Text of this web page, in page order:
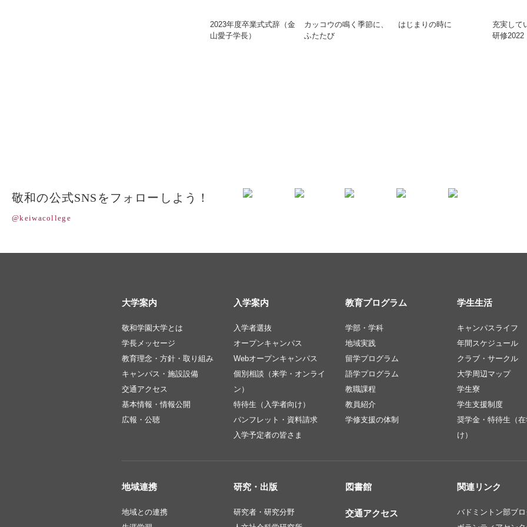
2023年度卒業式式辞（金
山愛子学長）
カッコウの鳴く季節に、
ふたたび
はじまりの時に
充実して
研修2022
敬和の公式SNSをフォローしよう！
@keiwacollege
大学案内
敬和学園大学とは
学長メッセージ
教育理念・方針・取り組み
キャンパス・施設設備
交通アクセス
基本情報・情報公開
広報・公聴
入学案内
入学者選抜
オープンキャンパス
Webオープンキャンパス
個別相談（来学・オンライ
ン）
特待生（入学者向け）
パンフレット・資料請求
入学予定者の皆さま
教育プログラム
学部・学科
地域実践
留学プログラム
語学プログラム
教職課程
教員紹介
学修支援の体制
学生生活
キャンパスライフ
年間スケジュール
クラブ・サークル
大学周辺マップ
学生寮
学生支援制度
奨学金・特待生（在
け）
地域連携
地域との連携
研究・出版
研究者・研究分野
図書館
交通アクセス
関連リンク
バドミントン部ブ